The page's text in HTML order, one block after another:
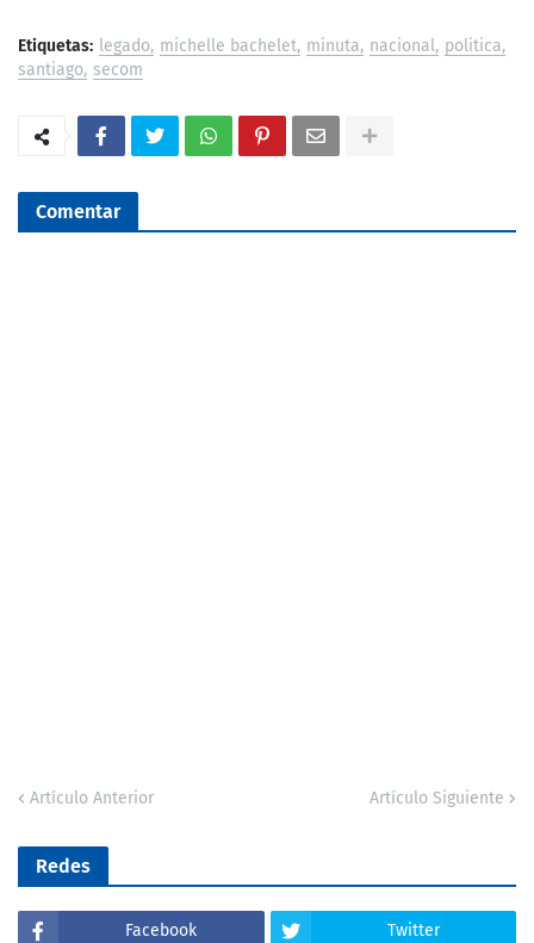
Etiquetas: legado michelle bachelet minuta nacional politica
santiago secom
Comentar
Artículo Anterior Artículo Siguiente
Redes
Facebook Twitter